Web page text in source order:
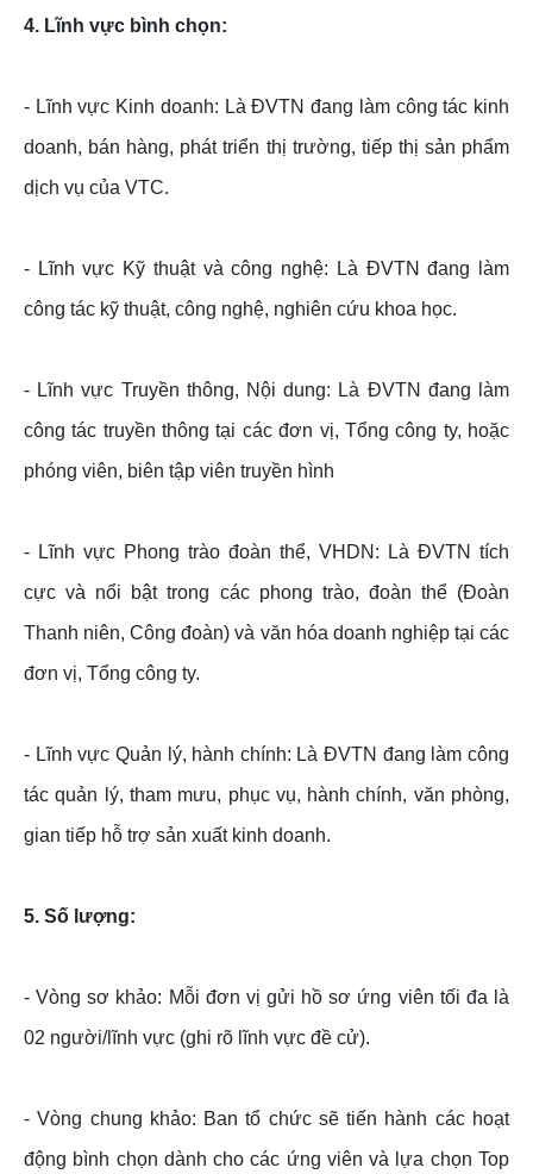
4. Lĩnh vực bình chọn:
- Lĩnh vực Kinh doanh: Là ĐVTN đang làm công tác kinh
doanh, bán hàng, phát triển thị trường, tiếp thị sản phẩm
dịch vụ của VTC.
- Lĩnh vực Kỹ thuật và công nghệ: Là ĐVTN đang làm
công tác kỹ thuật, công nghệ, nghiên cứu khoa học.
- Lĩnh vực Truyền thông, Nội dung: Là ĐVTN đang làm
công tác truyền thông tại các đơn vị, Tổng công ty, hoặc
phóng viên, biên tập viên truyền hình
- Lĩnh vực Phong trào đoàn thể, VHDN: Là ĐVTN tích
cực và nổi bật trong các phong trào, đoàn thể (Đoàn
Thanh niên, Công đoàn) và văn hóa doanh nghiệp tại các
đơn vị, Tổng công ty.
- Lĩnh vực Quản lý, hành chính: Là ĐVTN đang làm công
tác quản lý, tham mưu, phục vụ, hành chính, văn phòng,
gian tiếp hỗ trợ sản xuất kinh doanh.
5. Số lượng:
- Vòng sơ khảo: Mỗi đơn vị gửi hồ sơ ứng viên tối đa là
02 người/lĩnh vực (ghi rõ lĩnh vực đề cử).
- Vòng chung khảo: Ban tổ chức sẽ tiến hành các hoạt
động bình chọn dành cho các ứng viên và lựa chọn Top